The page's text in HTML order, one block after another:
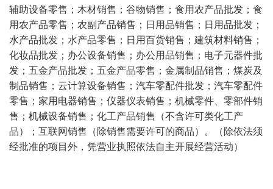
辅助设备零售；木材销售；谷物销售；食用农产品批发；食
用农产品零售；农副产品销售；日用品销售；日用品批发；
水产品批发；水产品零售；日用百货销售；建筑材料销售；
化妆品批发；办公设备销售；办公用品销售；电子元器件批
发；五金产品批发；五金产品零售；金属制品销售；煤炭及
制品销售；云计算设备销售；汽车零配件批发；汽车零配件
零售；家用电器销售；仪器仪表销售；机械零件、零部件销
售；机械设备销售；化工产品销售（不含许可类化工产
品）；互联网销售（除销售需要许可的商品）。（除依法须
经批准的项目外，凭营业执照依法自主开展经营活动）